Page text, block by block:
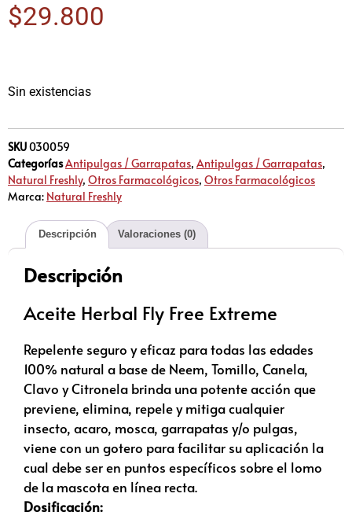
$29.800
Sin existencias
SKU030059
CategoríasAntipulgas / Garrapatas, Antipulgas / Garrapatas,
Natural Freshly, Otros Farmacológicos, Otros Farmacológicos
Marca: Natural Freshly
Descripción Valoraciones (0)
Descripción
Aceite Herbal Fly Free Extreme
Repelente seguro y eficaz para todas las edades
100% natural a base de Neem, Tomillo, Canela,
Clavo y Citronela brinda una potente acción que
previene, elimina, repele y mitiga cualquier
insecto, acaro, mosca, garrapatas y/o pulgas,
viene con un gotero para facilitar su aplicación la
cual debe ser en puntos específicos sobre el lomo
de la mascota en línea recta.
Dosificación: